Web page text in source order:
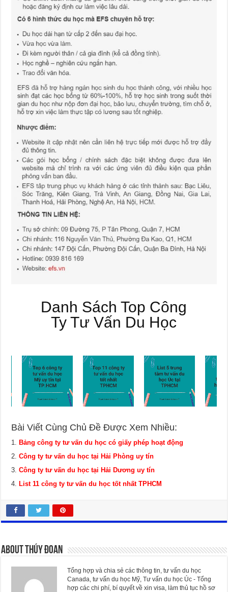
Danh Sách Top Công
Ty Tư Vấn Du Học
Bài Viết Cùng Chủ Đề Được Xem Nhiều:
Bảng công ty tư vấn du học có giấy phép hoạt động
Công ty tư vấn du học tại Hải Phòng uy tín
Công ty tư vấn du học tại Hải Dương uy tín
List 11 công ty tư vấn du học tốt nhất TPHCM
About Thúy Đoan
Tổng hợp và chia sẻ các thông tin, tư vấn du học
Canada, tư vấn du học Mỹ, Tư vấn du học Úc - Tổng
hợp các chi phí, bí quyết về xin visa, làm thủ tục hồ sơ